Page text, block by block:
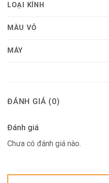
LOẠI KÍNH
MÀU VỎ
MÁY
ĐÁNH GIÁ (0)
Đánh giá
Chưa có đánh giá nào.